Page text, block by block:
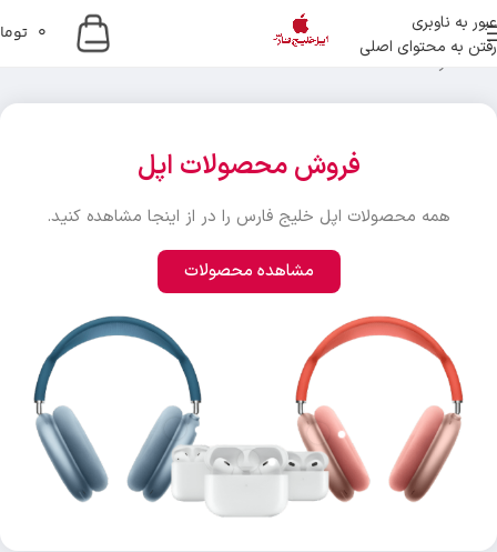
عبور به ناوبری
رفتن به محتوای اصلی
0
خانه انکر
فروش محصولات اپل
همه محصولات اپل خلیج فارس را در از اینجا مشاهده کنید.
مشاهده محصولات